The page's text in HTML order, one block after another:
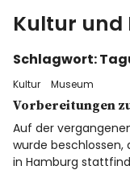
Kultur und
kultur & kunst
Ausstellungen
Spiele
Schlagwort:
Kultur Museum
Vorbereitungen
Auf der
wurde beschlossen,
in Hamburg